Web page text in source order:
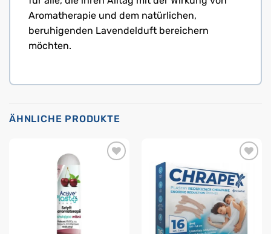
Aromatherapie und dem natürlichen,
beruhigenden Lavendelduft bereichern
möchten.
ÄHNLICHE PRODUKTE